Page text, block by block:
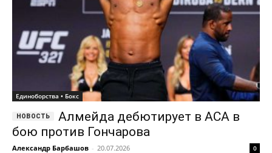
Единоборства • Бокс
Алмейда дебютирует в ACA в
бою против Гончарова
Александр Барбашов - 20.07.2026 0